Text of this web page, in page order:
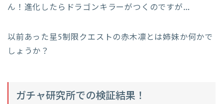
ん！進化したらドラゴンキラーがつくのですが…
以前あった星5制限クエストの赤木凛とは姉妹か何かで
しょうか？
ガチャ研究所での検証結果！